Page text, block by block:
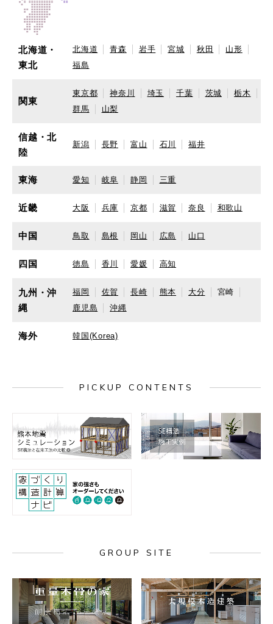
北海道・
東北
北海道 青森 岩手 宮城 秋田
山形
福島
関東
東京都 神奈川 埼玉 千葉 茨城
栃木
群馬
山梨
信越・北
陸
新潟 長野 富山 石川 福井
東海 愛知 岐阜 静岡 三重
近畿 大阪 兵庫 京都 滋賀 奈良 和歌山
中国 鳥取 島根 岡山 広島 山口
四国 徳島 香川 愛媛 高知
九州・沖
縄
福岡 佐賀 長崎 熊本 大分
宮崎
鹿児島
沖縄
海外 韓国(Korea)
PICKUP CONTENTS
GROUP SITE